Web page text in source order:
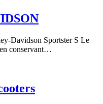
Davidson Sportster S Le
conservant…